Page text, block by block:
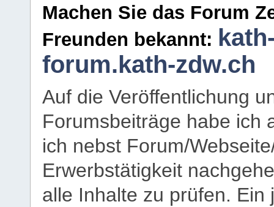
Machen Sie das Forum
Freunden bekannt:
forum.kath-zdw.ch
Auf die Veröffentlichung
Forumsbeiträge habe ich
ich nebst Forum/
Erwerbstätigkeit
alle Inhalte zu prüfen.